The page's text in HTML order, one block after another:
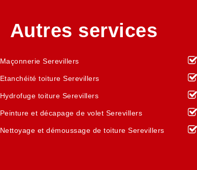
Autres services
Maçonnerie Serevillers
Etanchéité toiture Serevillers
Hydrofuge toiture Serevillers
Peinture et décapage de volet Serevillers
Nettoyage et démoussage de toiture Serevillers